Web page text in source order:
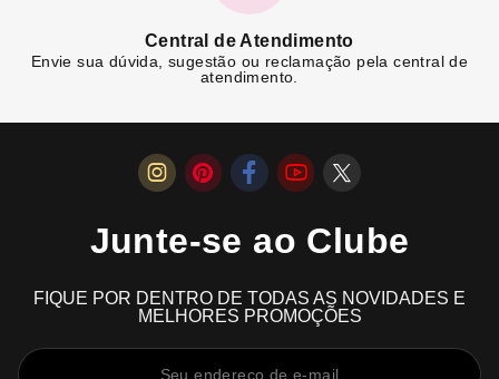
Central de Atendimento
Envie sua dúvida, sugestão ou reclamação pela central de
atendimento.
Junte-se ao Clube
FIQUE POR DENTRO DE TODAS AS NOVIDADES E
MELHORES PROMOÇÕES